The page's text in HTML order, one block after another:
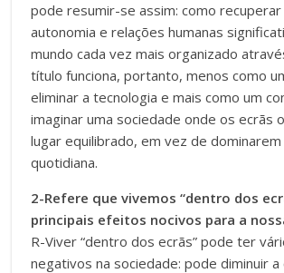
pode resumir-se assim: como
autonomia e relações humanas
mundo cada vez mais organizado
título funciona, portanto, menos como
eliminar a tecnologia e mais como um
imaginar uma sociedade onde os ecrãs
lugar equilibrado, em vez de
quotidiana.
2-Refere que vivemos “dentro dos
principais efeitos nocivos para a
R-Viver “dentro dos ecrãs” pode ter
negativos na sociedade: pode diminuir a